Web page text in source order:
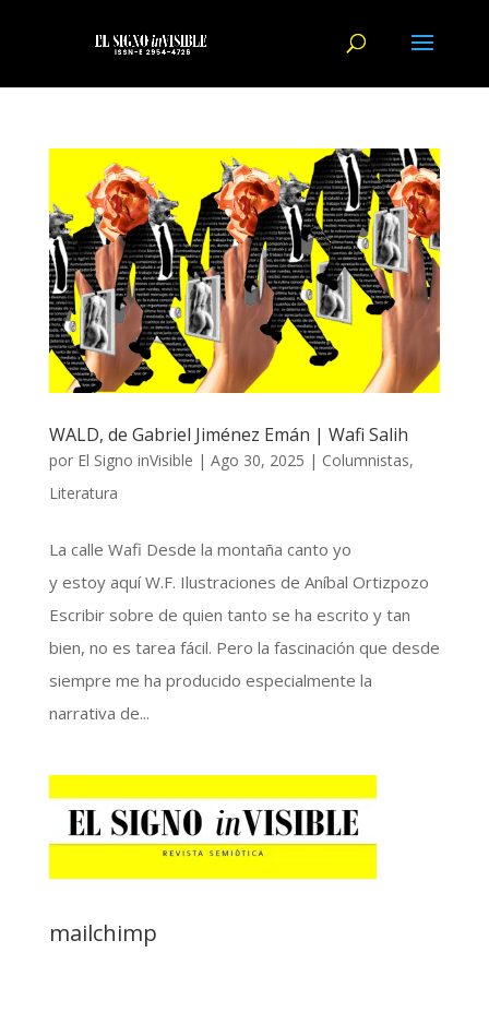
WALD, de Gabriel Jiménez Emán | Wafi Salih
por El Signo inVisible | Ago 30, 2025 | Columnistas,
Literatura
La calle Wafi Desde la montaña canto yo
y estoy aquí W.F. Ilustraciones de Aníbal Ortizpozo
Escribir sobre de quien tanto se ha escrito y tan
bien, no es tarea fácil. Pero la fascinación que desde
siempre me ha producido especialmente la
narrativa de...
mailchimp